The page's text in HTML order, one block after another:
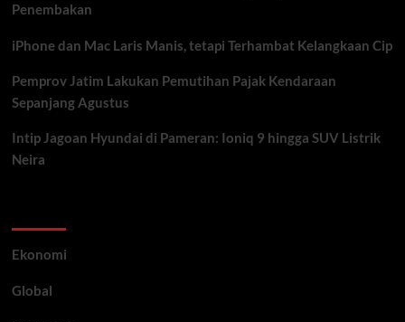
Penembakan
iPhone dan Mac Laris Manis, tetapi Terhambat Kelangkaan Cip
Pemprov Jatim Lakukan Pemutihan Pajak Kendaraan
Sepanjang Agustus
Intip Jagoan Hyundai di Pameran: Ioniq 9 hingga SUV Listrik
Neira
Ekonomi
Global